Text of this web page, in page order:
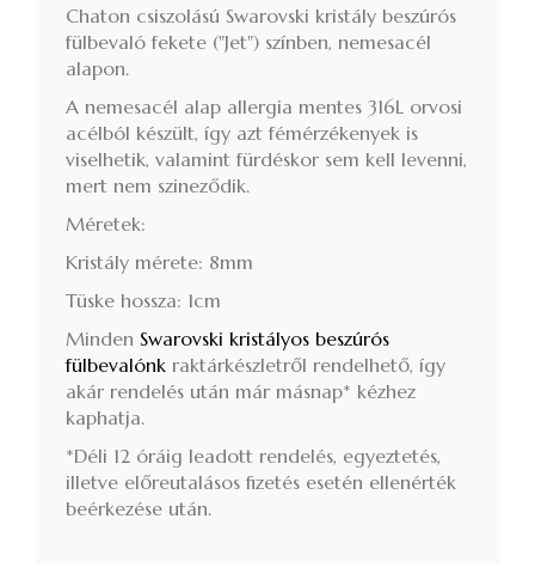
Chaton csiszolású Swarovski kristály beszúrós
fülbevaló fekete ("Jet") színben, nemesacél
alapon.
A nemesacél alap allergia mentes 316L orvosi
acélból készült, így azt fémérzékenyek is
viselhetik, valamint fürdéskor sem kell levenni,
mert nem szineződik.
Méretek:
Kristály mérete: 8mm
Tüske hossza: 1cm
Minden Swarovski kristályos beszúrós
fülbevalónk raktárkészletről rendelhető, így
akár rendelés után már másnap* kézhez
kaphatja.
*Déli 12 óráig leadott rendelés, egyeztetés,
illetve előreutalásos fizetés esetén ellenérték
beérkezése után.